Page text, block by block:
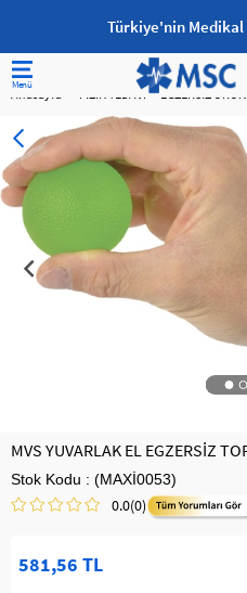
Türkiye'nin
Anasayfa FİZİK TEDAVİ EGZERSİZ
MVS YUVARLAK EL EGZERSİZ
Stok Kodu (MAXİ0053)
0.0(0)
581,56 TL